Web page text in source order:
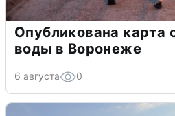
Опубликована карта
воды в Воронеже
6 августа 0